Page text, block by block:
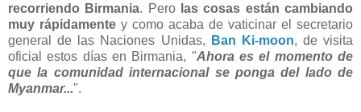
recorriendo Birmania. Pero las cosas están cambiando
muy rápidamente y como acaba de vaticinar el secretario
general de las Naciones Unidas,
Ban Ki-moon, de visita
oficial estos días en Birmania, "Ahora es el momento de
que la comunidad internacional se ponga del lado de
Myanmar...".